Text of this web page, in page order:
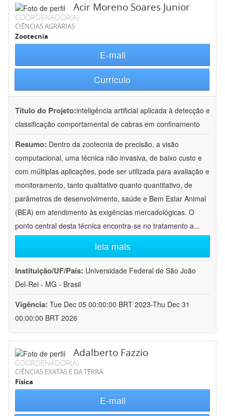
Acir Moreno Soares Junior
COORDENADOR(A)
CIÊNCIAS AGRÁRIAS
Zootecnia
E-mail
Currículo
Título do Projeto:inteligência artificial aplicada à detecção e
classificação comportamental de cabras em confinamento
Resumo: Dentro da zootecnia de precisão, a visão
computacional, uma técnica não invasiva, de baixo custo e
com múltiplas aplicações, pode ser utilizada para avaliação e
monitoramento, tanto qualitativo quanto quantitativo, de
parâmetros de desenvolvimento, saúde e Bem Estar Animal
(BEA) em atendimento às exigências mercadológicas. O
ponto central desta técnica encontra-se no tratamento a...
leia mais
Instituição/UF/País: Universidade Federal de São João
Del-Rei - MG - Brasil
Vigência: Tue Dec 05 00:00:00 BRT 2023-Thu Dec 31
00:00:00 BRT 2026
Adalberto Fazzio
COORDENADOR(A)
CIÊNCIAS EXATAS E DA TERRA
Física
E-mail